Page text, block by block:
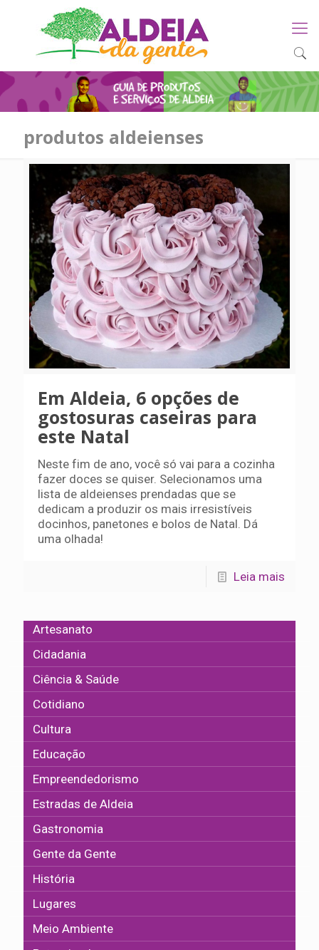
produtos aldeienses
Em Aldeia, 6 opções de
gostosuras caseiras para
este Natal
Neste fim de ano, você só vai para a cozinha
fazer doces se quiser. Selecionamos uma
lista de aldeienses prendadas que se
dedicam a produzir os mais irresistíveis
docinhos, panetones e bolos de Natal. Dá
uma olhada!
Leia mais
Artesanato
Cidadania
Ciência & Saúde
Cotidiano
Cultura
Educação
Empreendedorismo
Estradas de Aldeia
Gastronomia
Gente da Gente
História
Lugares
Meio Ambiente